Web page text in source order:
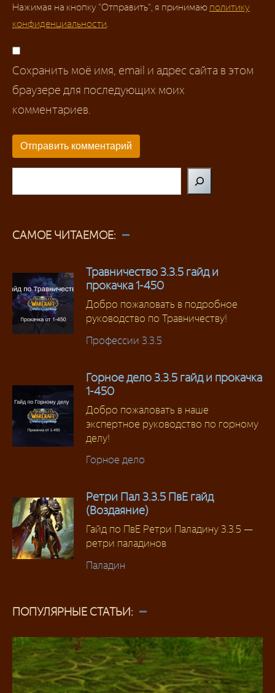
Нажимая на кнопку "Отправить", я принимаю политику
конфиденциальности
Сохранить моё имя, email и адрес сайта в этом
браузере для последующих моих
комментариев.
САМОЕ ЧИТАЕМОЕ:
Травничество 3.3.5 гайд и
прокачка 1-450
Добро пожаловать в подробное
руководство по Травничеству!
Профессии 3.3.5
Горное дело 3.3.5 гайд и прокачка
1-450
Добро пожаловать в наше
экспертное руководство по горному
делу!
Горное дело
Ретри Пал 3.3.5 ПвЕ гайд
(Воздаяние)
Гайд по ПвЕ Ретри Паладину 3.3.5 —
ретри паладинов
Паладин
ПОПУЛЯРНЫЕ СТАТЬИ: